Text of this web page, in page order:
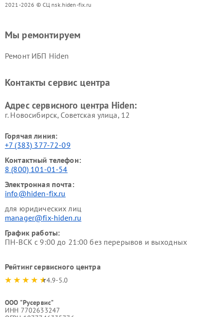
2021-2026 © СЦ nsk.hiden-fix.ru
Мы ремонтируем
Ремонт ИБП Hiden
Контакты сервис центра
Адрес сервисного центра Hiden:
г. Новосибирск, Советская улица, 12
Горячая линия:
+7 (383) 377-72-09
Контактный телефон:
8 (800) 101-01-54
Электронная почта:
info@hiden-fix.ru
для юридических лиц
manager@fix-hiden.ru
График работы:
ПН-ВСК с 9:00 до 21:00 без перерывов и выходных
Рейтинг сервисного центра
4.9-5.0
ООО "Русервис"
ИНН 7702633247